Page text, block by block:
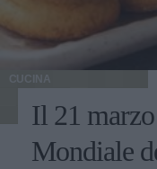
CUCINA
Il 21
Mondiale